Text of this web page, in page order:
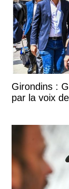
Girondins :
par la voix